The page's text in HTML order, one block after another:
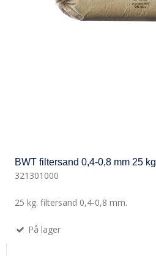
BWT filtersand 0,4-0,8 mm 25 kg
321301000
25 kg. filtersand 0,4-0,8 mm.
På lager